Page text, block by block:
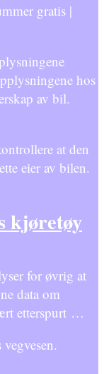
gratis |
hos
av bil.
at den
eier av bilen.
kjøretøy
for øvrig at
data om
etterspurt …